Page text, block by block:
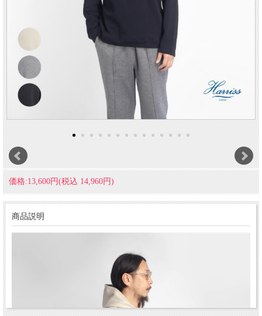
価格:13,600円(税込 14,960円)
商品説明